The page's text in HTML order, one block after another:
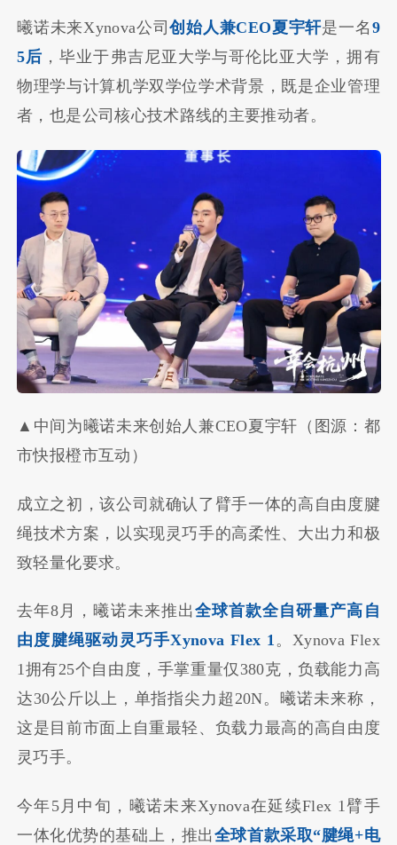
曦诺未来Xynova公司创始人兼CEO夏宇轩是一名 9
5后 ，毕业于弗吉尼亚大学与哥伦比亚大学，拥有
物理学与计算机学双学位学术背景，既是企业管理
者，也是公司核心技术路线的主要推动者。
▲中间为曦诺未来创始人兼CEO夏宇轩（图源：都
市快报橙市互动）
成立之初，该公司就确认了臂手一体的高自由度腱
绳技术方案，以实现灵巧手的高柔性、大出力和极
致轻量化要求。
去年8月，曦诺未来推出全球首款全自研量产高自
由度腱绳驱动灵巧手Xynova Flex 1 。Xynova Flex
1拥有25个自由度，手掌重量仅380克，负载能力高
达30公斤以上，单指指尖力超20N。曦诺未来称，
这是目前市面上自重最轻、负载力最高的高自由度
灵巧手。
今年5月中旬，曦诺未来Xynova在延续Flex 1臂手
一体化优势的基础上，推出全球首款采取“腱绳+电